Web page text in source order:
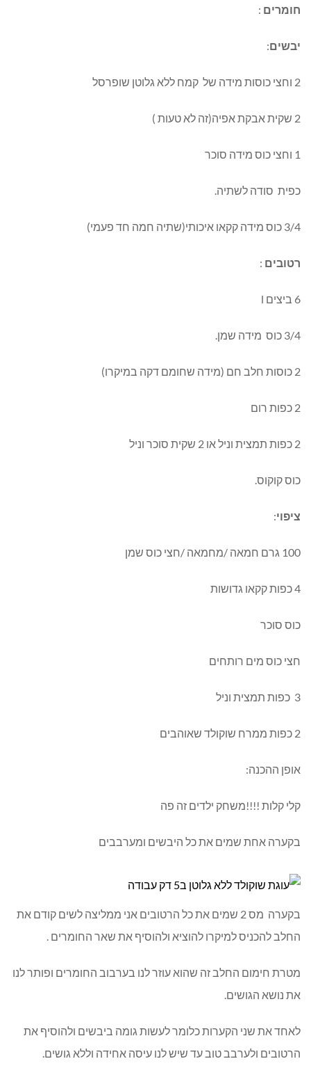
חומרים :
יבשים:
2 וחצי כוסות מידה של קמח ללא גלוטן שופרסל
2 שקית אבקת אפיה(זה לא טעות )
1 וחצי כוס מידה סוכר
כפית סודה לשתיה.
3/4 כוס מידה קקאו איכותי(שתיה חמה חד פעמי)
רטובים :
6 ביצים l
3/4 כוס מידה שמן.
2 כוסות חלב חם (מידה שחומם דקה במיקרו)
2 כפות רום
2 כפות תמצית וניל או 2 שקית סוכר וניל
כוס קוקוס.
ציפוי:
100 גרם חמאה /מחמאה /חצי כוס שמן
4 כפות קקאו גדושות
כוס סוכר
חצי כוס מים רותחים
3 כפות תמצית וניל
2 כפות ממרח שוקולד שאוהבים
אופן ההכנה:
קלי קלות !!!!משחק ילדים זה פה
בקערה אחת שמים את כל היבשים ומערבבים
בקערה מס 2 שמים את כל הרטובים אני ממליצה לשים קודם את
החלב להכניס למיקרו להוציא ולהוסיף את שאר החומרים .
מטרת חימום החלב זה שהוא עוזר לנו בערבוב החומרים ופותר לנו
את נושא הגושים.
לאחד את שני הקערות כלומר לעשות גומה ביבשים ולהוסיף את
הרטובים ולערבב טוב עד שיש לנו עיסה אחידה וללא גושים.